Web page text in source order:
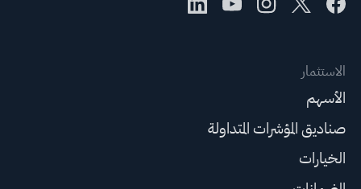
الاستثمار
الأسهم
صناديق المؤشرات المتداولة
الخيارات